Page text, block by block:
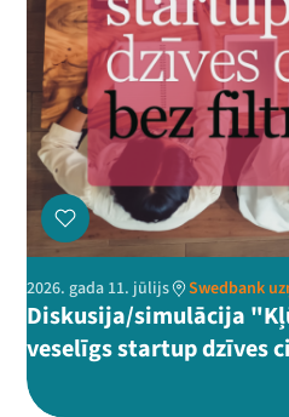
2026. gada 11. jūlijs Swedbank
Diskusija/simulācija
veselīgs startup dzīves